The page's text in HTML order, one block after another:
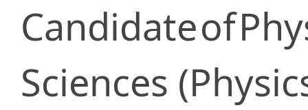
Candidateof
Sciences